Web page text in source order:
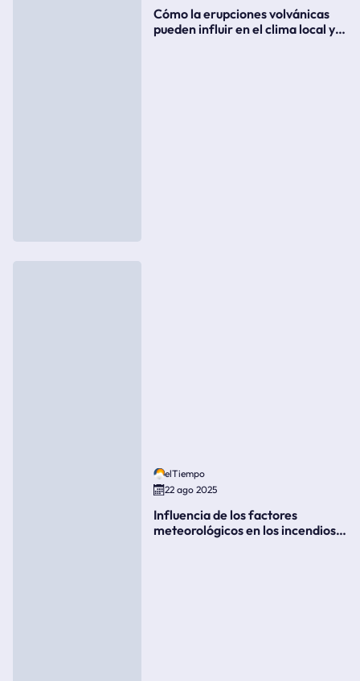
Cómo la erupciones volvánicas
pueden influir en el clima local y
elTiempo
22 ago 2025
Influencia de los factores
meteorológicos en los incendios